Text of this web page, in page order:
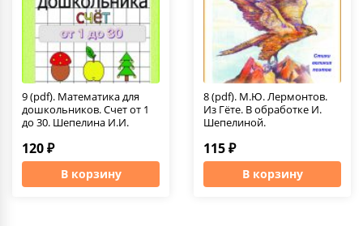
9 (pdf). Математика для
дошкольников. Счет от 1
до 30. Шепелина И.И.
120 ₽
В корзину
8 (pdf). М.Ю. Лермонтов.
Из Гёте. В обработке И.
Шепелиной.
115 ₽
В корзину